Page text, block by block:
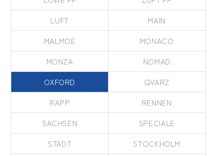
LUFT
MAIN
MALMOE
MONACO
MONZA
NOMAD
OXFORD
QVARZ
RAPP
RENNEN
SACHSEN
SPECIALE
STADT
STOCKHOLM